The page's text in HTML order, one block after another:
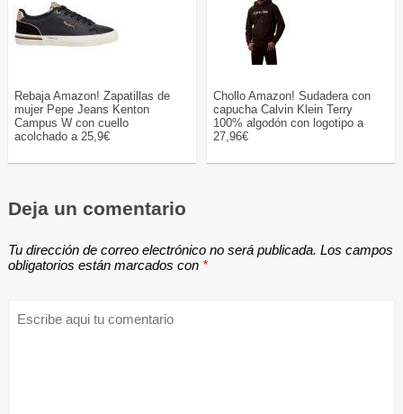
Rebaja Amazon! Zapatillas de
mujer Pepe Jeans Kenton
Campus W con cuello
acolchado a 25,9€
Chollo Amazon! Sudadera con
capucha Calvin Klein Terry
100% algodón con logotipo a
27,96€
Deja un comentario
Tu dirección de correo electrónico no será publicada. Los campos
obligatorios están marcados con *